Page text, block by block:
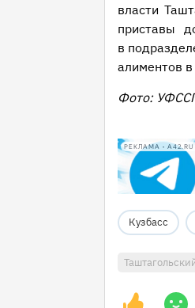
власти
приставы
в
алиментов
Фото:
РЕКЛАМА • A42.RU
Кузбасс